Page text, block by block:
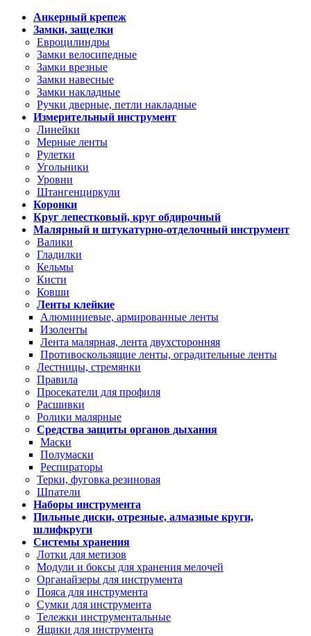
Анкерный крепеж
Замки, защелки
Евроцилиндры
Замки велосипедные
Замки врезные
Замки навесные
Замки накладные
Ручки дверные, петли накладные
Измерительный инструмент
Линейки
Мерные ленты
Рулетки
Угольники
Уровни
Штангенциркули
Коронки
Круг лепестковый, круг обдирочный
Малярный и штукатурно-отделочный инструмент
Валики
Гладилки
Кельмы
Кисти
Ковши
Ленты клейкие
Алюминиевые, армированные ленты
Изоленты
Лента малярная, лента двухсторонняя
Противоскользящие ленты, оградительные ленты
Лестницы, стремянки
Правила
Просекатели для профиля
Расшивки
Ролики малярные
Средства защиты органов дыхания
Маски
Полумаски
Респираторы
Терки, фуговка резиновая
Шпатели
Наборы инструмента
Пильные диски, отрезные, алмазные круги,
шлифкруги
Системы хранения
Лотки для метизов
Модули и боксы для хранения мелочей
Органайзеры для инструмента
Пояса для инструмента
Сумки для инструмента
Тележки инструментальные
Ящики для инструмента